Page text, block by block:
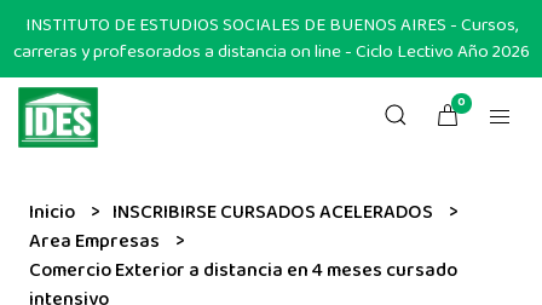
INSTITUTO DE ESTUDIOS SOCIALES DE BUENOS AIRES - Cursos,
carreras y profesorados a distancia on line - Ciclo Lectivo Año 2026
0
Inicio
INSCRIBIRSE CURSADOS ACELERADOS
Area Empresas
Comercio Exterior a distancia en 4 meses cursado